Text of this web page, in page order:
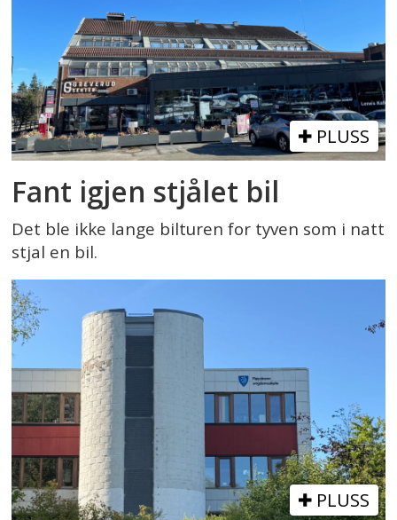
PLUSS
Fant igjen stjålet bil
Det ble ikke lange bilturen for tyven som i natt
stjal en bil.
PLUSS